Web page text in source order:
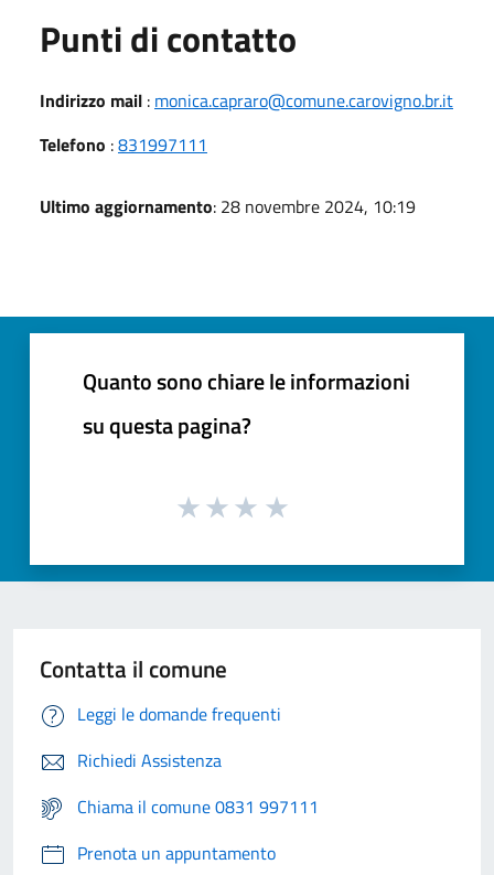
Punti di contatto
Indirizzo mail : monica.capraro@comune.carovigno.br.it
Telefono :831997111
Ultimo aggiornamento: 28 novembre 2024, 10:19
Quanto sono chiare le informazioni
su questa pagina?
Contatta il comune
Leggi le domande frequenti
Richiedi Assistenza
Chiama il comune 0831 997111
Prenota un appuntamento